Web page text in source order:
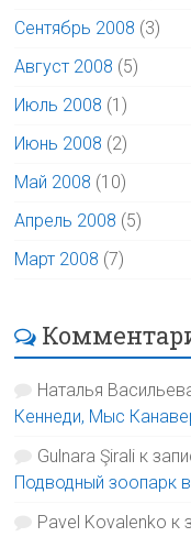
Сентябрь 2008 (3)
Август 2008 (5)
Июль 2008 (1)
Июнь 2008 (2)
Май 2008 (10)
Апрель 2008 (5)
Март 2008 (7)
Наталья
Кеннеди, Мыс
Gulnara Şirali к
Подводный зоопарк
Pavel Kovalenko к